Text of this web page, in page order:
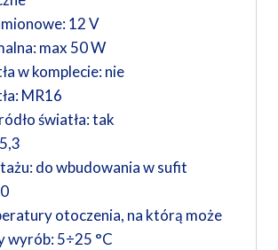
12 V
max 50 W
w komplecie: nie
MR16
światła: tak
do wbudowania w sufit
otoczenia, na którą może
wyrób: 5÷25 °C